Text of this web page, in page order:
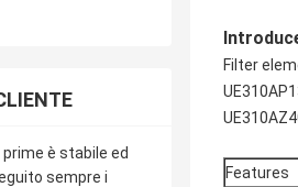
è stabile ed
sempre i
Filter
Features